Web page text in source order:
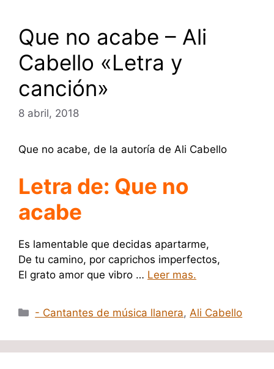
Que no acabe – Ali
Cabello «Letra y
canción»
8 abril, 2018
Que no acabe, de la autoría de Ali Cabello
Letra de: Que no
acabe
Es lamentable que decidas apartarme,
De tu camino, por caprichos imperfectos,
El grato amor que vibro … Leer mas.
Categorías
- Cantantes de música llanera, Ali Cabello